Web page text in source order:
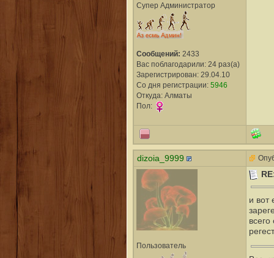
Супер Администратор
Сообщений: 2433
Вас поблагодарили: 24 раз(а)
Зарегистрирован: 29.04.10
Со дня регистрации: 5946
Откуда: Алматы
Пол:
dizoia_9999
Пользователь
и вот